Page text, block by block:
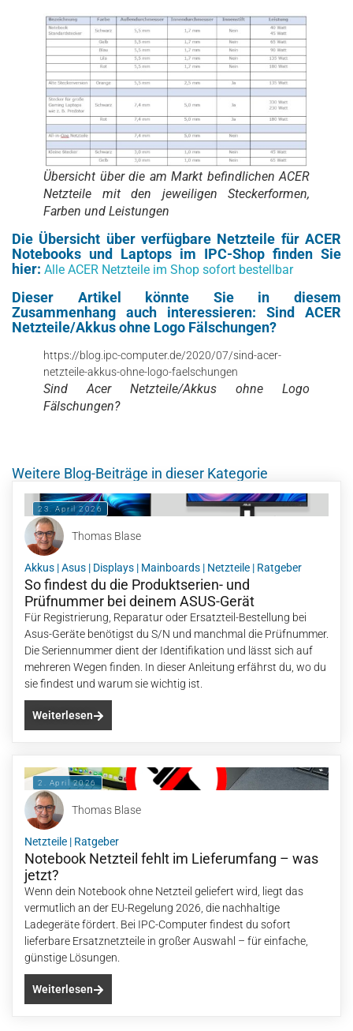
Übersicht über die am Markt befindlichen ACER
Netzteile mit den jeweiligen Steckerformen,
Farben und Leistungen
Die Übersicht über verfügbare Netzteile für ACER
Notebooks und Laptops im IPC-Shop finden Sie
hier: Alle ACER Netzteile im Shop sofort bestellbar
Dieser Artikel könnte Sie in diesem
Zusammenhang auch interessieren: Sind ACER
Netzteile/Akkus ohne Logo Fälschungen?
https://blog.ipc-computer.de/2020/07/sind-acer-
netzteile-akkus-ohne-logo-faelschungen
Sind Acer Netzteile/Akkus ohne Logo
Fälschungen?
Weitere Blog-Beiträge in dieser Kategorie
23. April 2026
Thomas Blase
Akkus |Asus | Displays | Mainboards | Netzteile | Ratgeber
So findest du die Produktserien- und
Prüfnummer bei deinem ASUS-Gerät
Für Registrierung, Reparatur oder Ersatzteil-Bestellung bei
Asus-Geräte benötigst du S/N und manchmal die Prüfnummer.
Die Seriennummer dient der Identifikation und lässt sich auf
mehreren Wegen finden. In dieser Anleitung erfährst du, wo du
sie findest und warum sie wichtig ist.
Weiterlesen
2. April 2026
Thomas Blase
Netzteile | Ratgeber
Notebook Netzteil fehlt im Lieferumfang – was
jetzt?
Wenn dein Notebook ohne Netzteil geliefert wird, liegt das
vermutlich an der EU-Regelung 2026, die nachhaltige
Ladegeräte fördert. Bei IPC-Computer findest du sofort
lieferbare Ersatznetzteile in großer Auswahl – für einfache,
günstige Lösungen.
Weiterlesen